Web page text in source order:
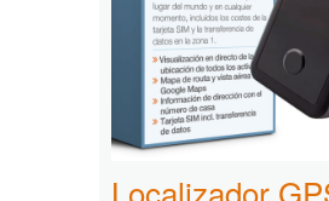
Localizador